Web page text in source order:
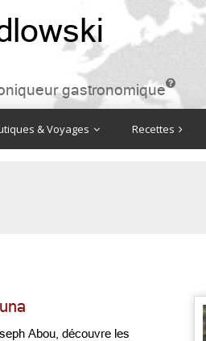
gastronomique

& Voyages Recettes
Abou, découvre les